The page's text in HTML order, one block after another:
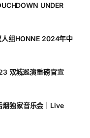
UNDER
组HONNE 2024年中
双城巡演重磅官宣
烟独家音乐会｜Live